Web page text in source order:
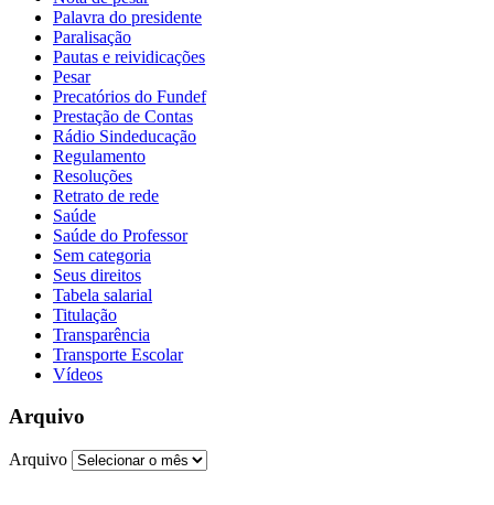
Palavra do presidente
Paralisação
Pautas e reividicações
Pesar
Precatórios do Fundef
Prestação de Contas
Rádio Sindeducação
Regulamento
Resoluções
Retrato de rede
Saúde
Saúde do Professor
Sem categoria
Seus direitos
Tabela salarial
Titulação
Transparência
Transporte Escolar
Vídeos
Arquivo
Arquivo